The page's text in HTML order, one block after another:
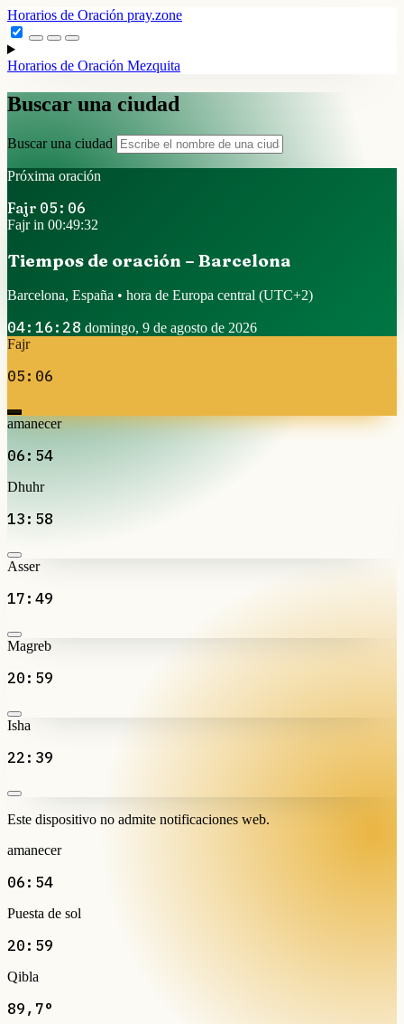
Horarios de Oración pray.zone
Horarios de Oración Mezquita
Buscar una ciudad
Buscar una ciudad
Próxima oración
Fajr 05:06
Fajr in 00:49:32
Tiempos de oración – Barcelona
Barcelona, España • hora de Europa central (UTC+2)
04:16:28 domingo, 9 de agosto de 2026
Fajr
05:06
amanecer
06:54
Dhuhr
13:58
Asser
17:49
Magreb
20:59
Isha
22:39
Este dispositivo no admite notificaciones web.
amanecer
06:54
Puesta de sol
20:59
Qibla
89,7°